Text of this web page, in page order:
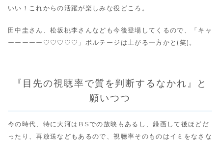
いい！これからの活躍が楽しみな役どころ。
田中圭さん、松坂桃李さんなども今後登場してくるので、「キャ
ーーーーー♡♡♡♡♡」ボルテージは上がる一方かと(笑)。
『目先の視聴率で質を判断するなかれ』と
願いつつ
今の時代、特に大河はBSでの放映もあるし、録画して後ほどだ
ったり、再放送などもあるので、視聴率そのものはイミをなさな